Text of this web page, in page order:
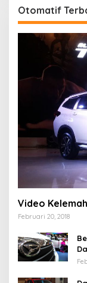
Otomatif
Video
Februari 20, 2018